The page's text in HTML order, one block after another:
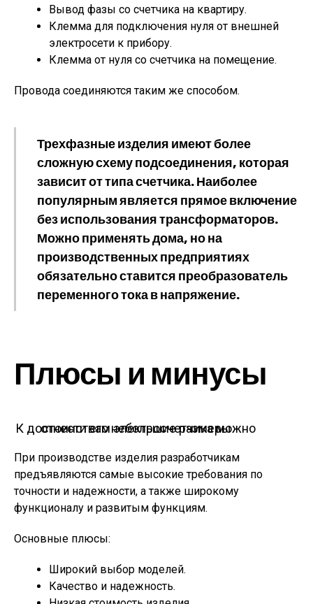
Вывод фазы со счетчика на квартиру.
Клемма для подключения нуля от внешней
электросети к прибору.
Клемма от нуля со счетчика на помещение.
Провода соединяются таким же способом.
Трехфазные изделия имеют более
сложную схему подсоединения, которая
зависит от типа счетчика. Наиболее
популярным является прямое включение
без использования трансформаторов.
Можно применять дома, но на
производственных предприятиях
обязательно ставится преобразователь
переменного тока в напряжение.
Плюсы и минусы
К достоинствам электросчетчика можно отнести его небольшие размеры
При производстве изделия разработчикам
предъявляются самые высокие требования по
точности и надежности, а также широкому
функционалу и развитым функциям.
Основные плюсы:
Широкий выбор моделей.
Качество и надежность.